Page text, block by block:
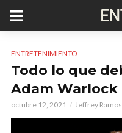
ENTRETENIMIENTO
Todo lo que
Adam Warlock
octubre 12, 2021 Jeffrey